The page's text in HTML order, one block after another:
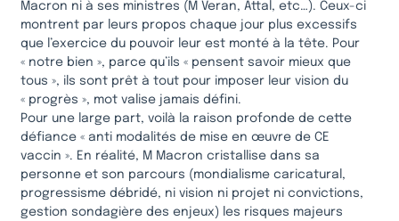
Macron ni à ses ministres (M Veran, Attal, etc…). Ceux-ci
montrent par leurs propos chaque jour plus excessifs
que l’exercice du pouvoir leur est monté à la tête. Pour
« notre bien », parce qu’ils « pensent savoir mieux que
tous », ils sont prêt à tout pour imposer leur vision du
« progrès », mot valise jamais défini.
Pour une large part, voilà la raison profonde de cette
défiance « anti modalités de mise en œuvre de CE
vaccin ». En réalité, M Macron cristallise dans sa
personne et son parcours (mondialisme caricatural,
progressisme débridé, ni vision ni projet ni convictions,
gestion sondagière des enjeux) les risques majeurs